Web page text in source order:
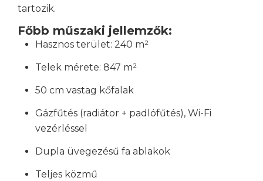
tartozik.
Főbb műszaki jellemzők:
Hasznos terület: 240 m²
Telek mérete: 847 m²
50 cm vastag kőfalak
Gázfűtés (radiátor + padlófűtés), Wi-Fi
vezérléssel
Dupla üvegezésű fa ablakok
Teljes közmű